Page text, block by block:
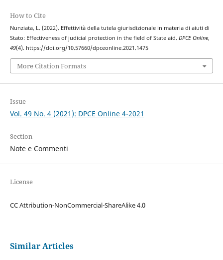
How to Cite
Nunziata, L. (2022). Effettività della tutela giurisdizionale in materia di aiuti di
Stato: Effectiveness of judicial protection in the field of State aid. DPCE Online,
49(4). https://doi.org/10.57660/dpceonline.2021.1475
More Citation Formats
Issue
Vol. 49 No. 4 (2021): DPCE Online 4-2021
Section
Note e Commenti
License
CC Attribution-NonCommercial-ShareAlike 4.0
Similar Articles